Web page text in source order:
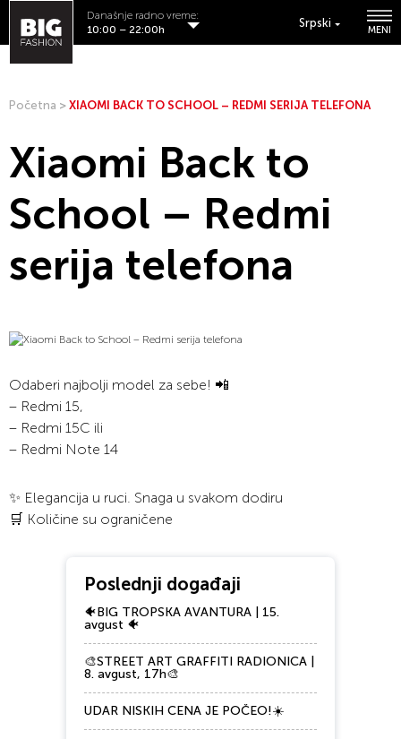
Srpski
MENI
Današnje radno vreme:
10:00 – 22:00h
Početna > XIAOMI BACK TO SCHOOL – REDMI SERIJA TELEFONA
Xiaomi Back to
School – Redmi
serija telefona
Odaberi najbolji model za sebe! 📲
– Redmi 15,
– Redmi 15C ili
– Redmi Note 14
✨ Elegancija u ruci. Snaga u svakom dodiru
🛒 Količine su ograničene
Poslednji događaji
🐠BIG TROPSKA AVANTURA | 15.
avgust 🐠
🎨STREET ART GRAFFITI RADIONICA |
8. avgust, 17h🎨
UDAR NISKIH CENA JE POČEO!☀️